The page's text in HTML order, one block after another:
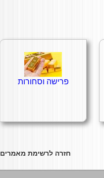
פרישה וסחורות
חזרה לרשימת מאמרים